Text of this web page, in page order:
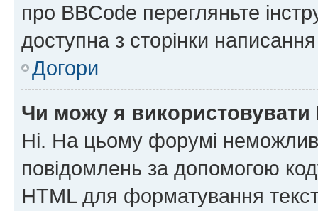
про BBCode перегляньте
доступна з сторінки
Догори
Чи можу я використовувати
Ні. На цьому форумі
повідомлень за допомогою
HTML для форматування